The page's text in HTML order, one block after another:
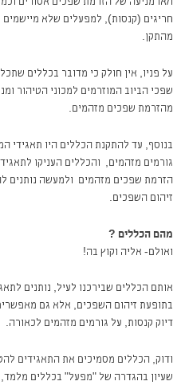
ו/או מניעה של הזרמת שפכים אסורים
חריגים (קנסות), למפעלים שלא
מהתקן.
על פניו, אין חולק כי מדובר בכללים
שפכי הביוב המוזרמים למכוני הטיהור
מהזרמת שפכים מזהמים.
בנוסף, עד להתקנת הכללים היו תאגידי
גורמים מזהמים, והכללים העניקו
הזרמת שפכים מזהמים ולמעשה נותנים
זיהום השפכים.
מהם הכללים ?
ואולם- אליה וקוץ בה!
אותם הכללים שבירכנו לעיל, נותנים
בתופעת זיהום השפכים, אלא גם
דיוק קנסות, על גורמים מזהמים לכאורה.
ודוק, הכללים מסמיכים את התאגידים
שעיון בהגדרה של "מפעל" בכללים